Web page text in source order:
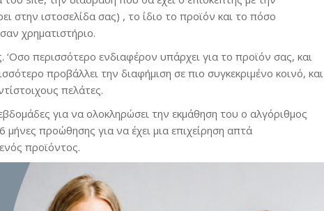
στην ιστοσελίδα σας) , το ίδιο το προϊόν και το πόσο
χρηματιστήριο.
περισσότερο ενδιαφέρον υπάρχει για το προϊόν σας, και
προβάλλει την διαφήμιση σε πιο συγκεκριμένο κοινό, και
πελάτες.
για να ολοκληρώσει την εκμάθηση του ο αλγόριθμος
προώθησης για να έχει μια επιχείρηση απτά
προϊόντος.